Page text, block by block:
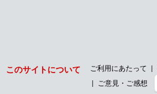
このサイトについて ご利用にあたって
ご意見・ご感想